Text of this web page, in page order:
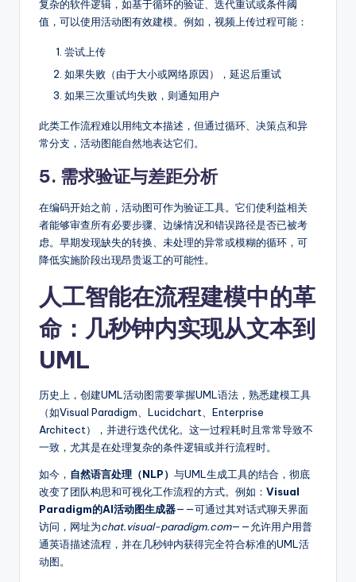
复杂的软件逻辑，如基于循环的验证、迭代重试或条件阈
值，可以使用活动图有效建模。例如，视频上传过程可能：
尝试上传
如果失败（由于大小或网络原因），延迟后重试
如果三次重试均失败，则通知用户
此类工作流程难以用纯文本描述，但通过循环、决策点和异
常分支，活动图能自然地表达它们。
5. 需求验证与差距分析
在编码开始之前，活动图可作为验证工具。它们使利益相关
者能够审查所有必要步骤、边缘情况和错误路径是否已被考
虑。早期发现缺失的转换、未处理的异常或模糊的循环，可
降低实施阶段出现昂贵返工的可能性。
人工智能在流程建模中的革
命：几秒钟内实现从文本到
UML
历史上，创建UML活动图需要掌握UML语法，熟悉建模工具
（如Visual Paradigm、Lucidchart、Enterprise
Architect），并进行迭代优化。这一过程耗时且常常导致不
一致，尤其是在处理复杂的条件逻辑或并行流程时。
如今， 自然语言处理（NLP） 与UML生成工具的结合，彻底
改变了团队构思和可视化工作流程的方式。例如： Visual
Paradigm的AI活动图生成器——可通过其对话式聊天界面
访问，网址为chat.visual-paradigm.com——允许用户用普
通英语描述流程，并在几秒钟内获得完全符合标准的UML活
动图。